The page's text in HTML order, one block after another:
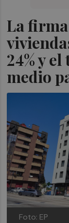
La
24% y
medio
Foto: EP